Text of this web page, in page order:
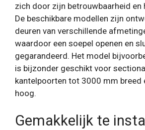
zich door zijn betrouwbaarheid en
De beschikbare modellen zijn
deuren van verschillende
waardoor een soepel openen en
gegarandeerd. Het model
is bijzonder geschikt voor
kantelpoorten tot 3000 mm breed
hoog.
Gemakkelijk te